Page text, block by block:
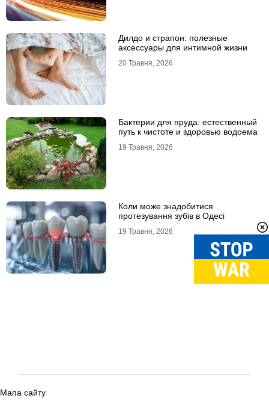
Дилдо и страпон: полезные
аксессуары для интимной жизни
20 Травня, 2026
Бактерии для пруда: естественный
путь к чистоте и здоровью водоема
19 Травня, 2026
Коли може знадобитися
протезування зубів в Одесі
19 Травня, 2026
Мапа сайту